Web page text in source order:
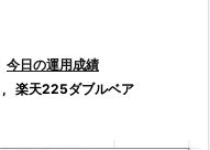
今日の運用成績
, 楽天225ダブルベア